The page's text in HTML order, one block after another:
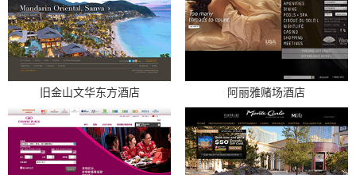
旧金山文华东方酒店 阿丽雅赌场酒店